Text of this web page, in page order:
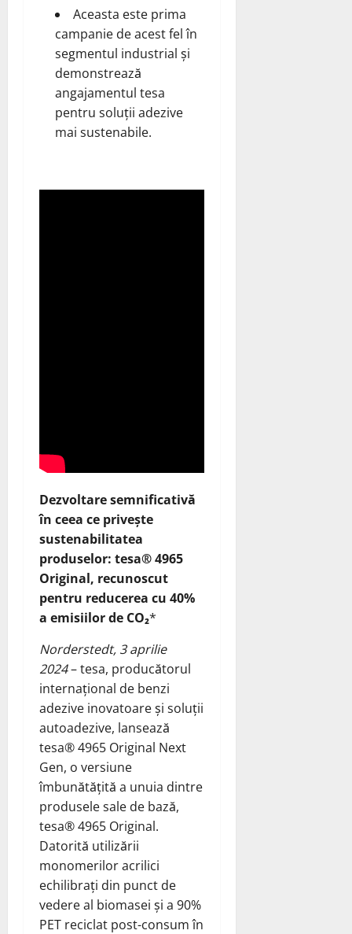
Aceasta este prima
campanie de acest fel în
segmentul industrial și
demonstrează
angajamentul tesa
pentru soluții adezive
mai sustenabile.
Dezvoltare semnificativă
în ceea ce privește
sustenabilitatea
produselor: tesa® 4965
Original, recunoscut
pentru reducerea cu 40%
a emisiilor de CO₂*
Norderstedt, 3 aprilie
2024– tesa, producătorul
internațional de benzi
adezive inovatoare și soluții
autoadezive, lansează
tesa® 4965 Original Next
Gen, o versiune
îmbunătățită a unuia dintre
produsele sale de bază,
tesa® 4965 Original.
Datorită utilizării
monomerilor acrilici
echilibrați din punct de
vedere al biomasei și a 90%
PET reciclat post-consum în